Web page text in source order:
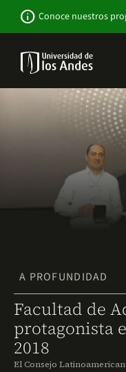
contenido
info Conoce nuestros
-
Sitio
A PROFUNDIDAD
Facultad de
protagonista
2018
El Consejo